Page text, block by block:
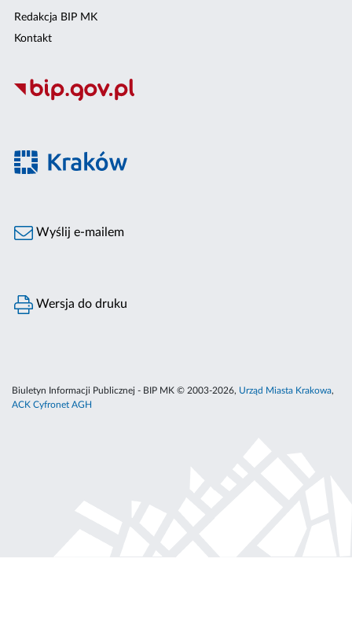
Redakcja BIP MK
Kontakt
Wyślij e-mailem
Wersja do druku
Biuletyn Informacji Publicznej - BIP MK © 2003-2026, Urząd Miasta Krakowa,
ACK Cyfronet AGH